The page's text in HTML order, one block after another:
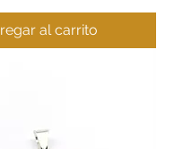
al carrito